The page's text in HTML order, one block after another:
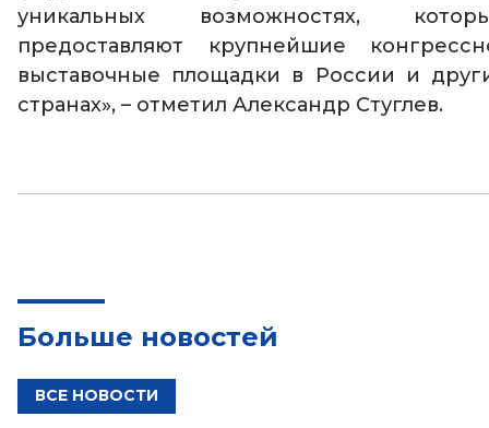
уникальных возможностях,
предоставляют крупнейшие
выставочные площадки в России и
странах», – отметил Александр Стуглев.
Больше новостей
ВСЕ НОВОСТИ